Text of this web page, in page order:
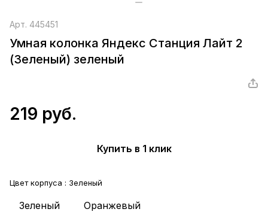
Арт. 445451
Умная колонка Яндекс Станция Лайт 2
(Зеленый) зеленый
219 руб.
Купить в 1 клик
Цвет корпуса : Зеленый
Зеленый Оранжевый